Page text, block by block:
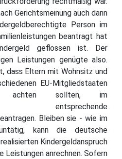
Gerichtsmeinung auch dann
Person im
beantragt hat
geflossen ist. Der
Leistungen genügte also.
dass Eltern mit Wohnsitz und
EU-Mitgliedstaaten
achten sollten, im
entsprechende
Bleiben sie - wie im
kann die deutsche
Kindergeldanspruch
Leistungen anrechnen. Sofern